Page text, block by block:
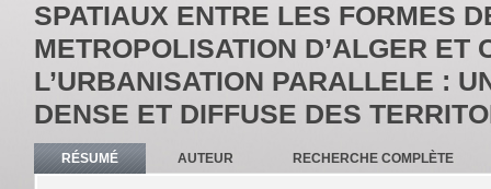
SPATIAUX ENTRE LES FORMES
METROPOLISATION D’ALGER ET
L’URBANISATION PARALLELE :
DENSE ET DIFFUSE DES
RÉSUMÉ AUTEUR RECHERCHE COMPLÈTE